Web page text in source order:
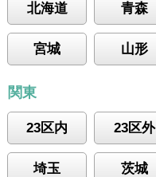
北海道 青森
宮城 山形
関東
23区内 23区外
埼玉 茨城